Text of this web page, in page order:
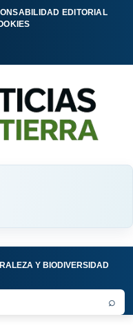
EDITORIAL
Y BIODIVERSIDAD
⌕